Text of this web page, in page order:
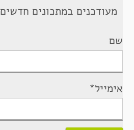
מעודכנים במתכונים חדשים
שם
אימייל*